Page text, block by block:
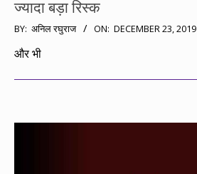
ज्यादा बड़ा रिस्क
2019-
12-
BY: अनिल रघुराज ON: DECEMBER 23, 2019
और भी